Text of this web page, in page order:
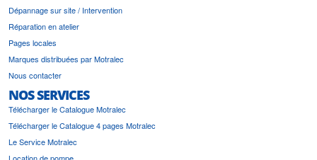
Dépannage sur site / Intervention
Réparation en atelier
Pages locales
Marques distribuées par Motralec
Nous contacter
NOS SERVICES
Télécharger le Catalogue Motralec
Télécharger le Catalogue 4 pages Motralec
Le Service Motralec
Location de pompe